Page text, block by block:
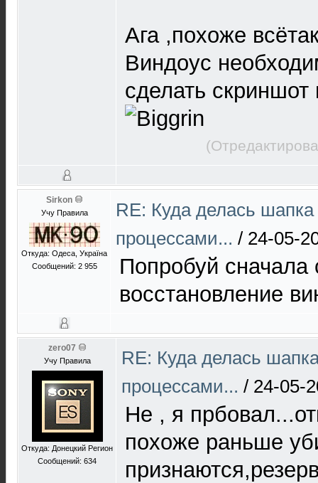
Ага ,похоже
Виндоус
сделать скриншот
Sirkon
Учу Правила
Откуда: Одеса, Україна
Сообщений: 2 955
RE: Куда делась
процессами... / 24-05-
Попробуй сначала
восстановление
zero07
Учу Правила
Откуда: Донецкий Регион
Сообщений: 634
RE: Куда делась
процессами... / 24-05-
Не , я
похоже раньше